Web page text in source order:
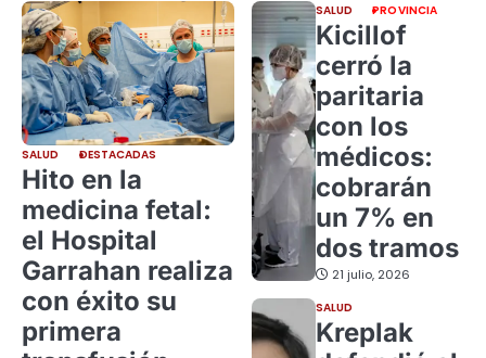
SALUD DESTACADAS
Hito en la
medicina fetal:
el Hospital
Garrahan realiza
con éxito su
primera
SALUD PROVINCIA
Kicillof
cerró la
paritaria
con los
médicos:
cobrarán
un 7% en
dos tramos
21 julio, 2026
SALUD
Kreplak